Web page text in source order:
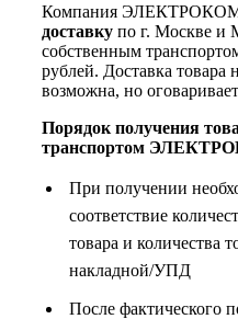
Компания ЭЛЕКТРОКОМ
доставку по г. Москве и
собственным
рублей. Доставка
возможна, но
Порядок получения
транспортом
При получении
соответствие
товара и количества
накладной/УПД
После фактического